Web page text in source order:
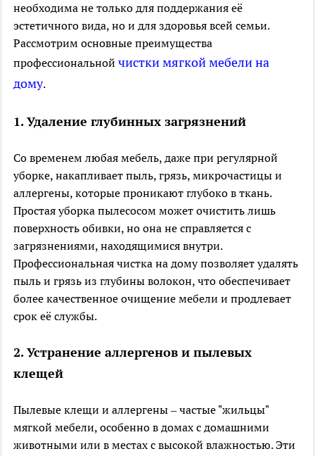
необходима не только для поддержания её
эстетичного вида, но и для здоровья всей семьи.
Рассмотрим основные преимущества
профессиональной чистки мягкой мебели на
дому.
1. Удаление глубинных загрязнений
Со временем любая мебель, даже при регулярной
уборке, накапливает пыль, грязь, микрочастицы и
аллергены, которые проникают глубоко в ткань.
Простая уборка пылесосом может очистить лишь
поверхность обивки, но она не справляется с
загрязнениями, находящимися внутри.
Профессиональная чистка на дому позволяет удалять
пыль и грязь из глубины волокон, что обеспечивает
более качественное очищение мебели и продлевает
срок её службы.
2. Устранение аллергенов и пылевых
клещей
Пылевые клещи и аллергены – частые "жильцы"
мягкой мебели, особенно в домах с домашними
животными или в местах с высокой влажностью. Эти